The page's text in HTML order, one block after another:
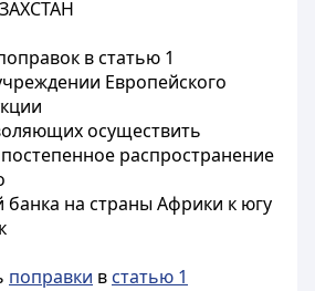
в статью 1
Европейского
осуществить
распространение
банка на страны Африки к югу
поправки в статью 1